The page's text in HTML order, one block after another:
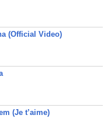
(Official Video)
(Je t’aime)